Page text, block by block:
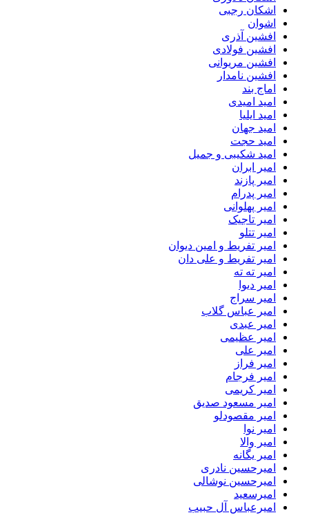
اشکان رجبی
اشوان
افشین آذری
افشین فولادی
افشین مریوانی
افشین نامدار
اماج بند
امید امیدی
امید ایلیا
امید جهان
امید حجت
امید شکیبی و جمیل
امیر ابران
امیر پازند
امیر پدرام
امیر پهلوانی
امیر تاجیک
امیر تتلو
امیر تفریط و امین دیوان
امیر تفریط و علی دان
امیر ته ته
امیر دیوا
امیر سراج
امیر عباس گلاب
امیر عبدی
امیر عظیمی
امیر علی
امیر فراز
امیر فرجام
امیر کریمی
امیر مسعود صدیق
امیر مقصودلو
امیر نوا
امیر والا
امیر یگانه
امیرحسین نادری
امیرحسین نوشالی
امیرسعید
امیرعباس آل حبیب